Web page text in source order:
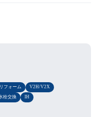
リフォーム
V2H/V2X
栓交換 IH